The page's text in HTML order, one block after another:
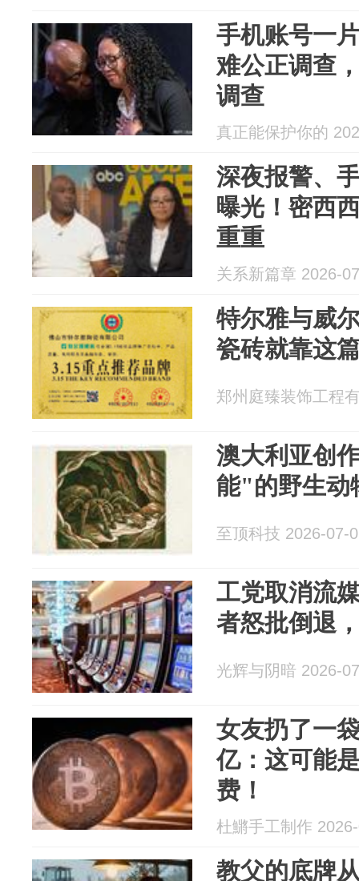
手机账号一
难公正调查
调查
真正能保护你的
深夜报警、
曝光！密西
重重
关系新篇章 2026-
特尔雅与威
瓷砖就靠这
郑州庭臻装饰工程
澳大利亚创
能"的野生动
至顶科技 2026-07-
工党取消流
者怒批倒退
光辉与阴暗 2026-
女友扔了一
亿：这可能
费！
杜鱂手工制作
教父的底牌